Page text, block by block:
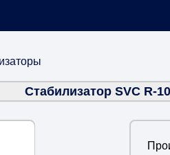
Стабилизатор SVC R-